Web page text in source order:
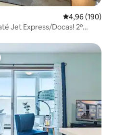
4,96 de uma
4,96 (190)
Jet Express/Docas! 2º
dos hóspedes